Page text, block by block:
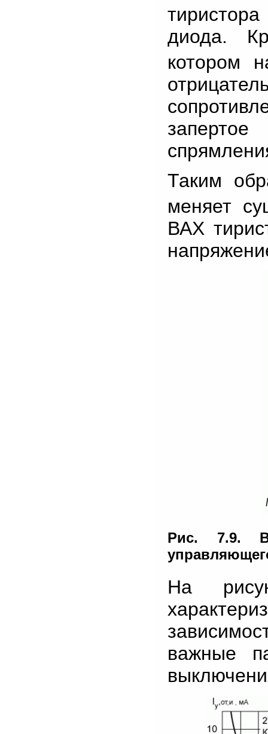
диода.
котором
Таким
меняет
ВАХ
Рис. 7.9.
На
важные